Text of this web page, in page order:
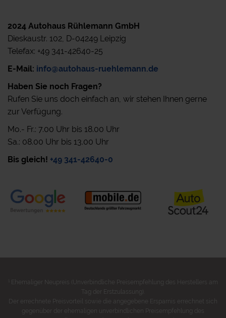
2024 Autohaus Rühlemann GmbH
Dieskaustr. 102, D-04249 Leipzig
Telefax: +49 341-42640-25
E-Mail: info@autohaus-ruehlemann.de
Haben Sie noch Fragen?
Rufen Sie uns doch einfach an, wir stehen Ihnen gerne
zur Verfügung.
Mo.- Fr.: 7.00 Uhr bis 18.00 Uhr
Sa.: 08.00 Uhr bis 13.00 Uhr
Bis gleich! +49 341-42640-0
Ehemaliger Neupreis (Unverbindliche Preisempfehlung des Herstellers am
Tag der Erstzulassung).
Der errechnete Preisvorteil sowie die angegebene Ersparnis errechnet sich
gegenüber der ehemaligen unverbindlichen Preisempfehlung des